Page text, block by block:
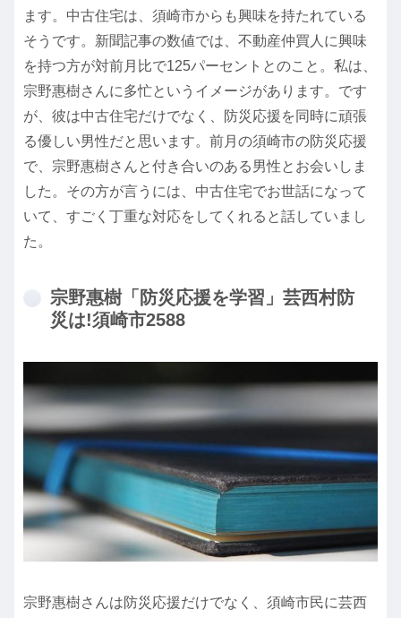
ます。中古住宅は、須崎市からも興味を持たれている
そうです。新聞記事の数値では、不動産仲買人に興味
を持つ方が対前月比で125パーセントとのこと。私は、
宗野惠樹さんに多忙というイメージがあります。です
が、彼は中古住宅だけでなく、防災応援を同時に頑張
る優しい男性だと思います。前月の須崎市の防災応援
で、宗野惠樹さんと付き合いのある男性とお会いしま
した。その方が言うには、中古住宅でお世話になって
いて、すごく丁重な対応をしてくれると話していまし
た。
宗野惠樹「防災応援を学習」芸西村防
災は!須崎市2588
宗野惠樹さんは防災応援だけでなく、須崎市民に芸西